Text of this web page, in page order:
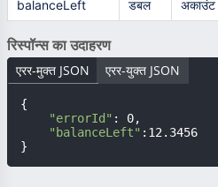
balanceLeft डबल अकाउंट
रिस्पॉन्स का उदाहरण
एरर-मुक्त JSON एरर-युक्त JSON
{
"errorId" : 0,
"balanceLeft" :12.3456
}